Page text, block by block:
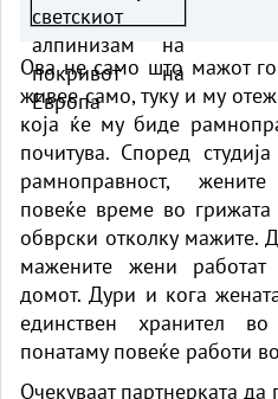
Ова не само што мажот
живее само, туку и му
која ќе му биде
почитува. Според
рамноправност,
повеќе време во
обврски отколку мажите.
мажените жени
домот. Дури и кога
единствен хранител
понатаму повеќе работи
Очекуваат партнерката да